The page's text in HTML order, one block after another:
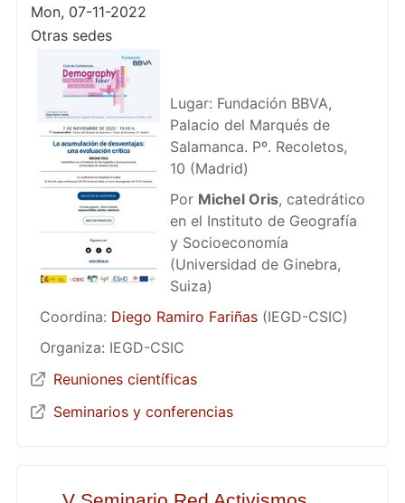
Mon, 07-11-2022
Otras sedes
Lugar: Fundación BBVA,
Palacio del Marqués de
Salamanca. Pº. Recoletos,
10 (Madrid)
Por Michel Oris, catedrático
en el Instituto de Geografía
y Socioeconomía
(Universidad de Ginebra,
Suiza)
Coordina: Diego Ramiro Fariñas (IEGD-CSIC)
Organiza: IEGD-CSIC
Reuniones científicas
Seminarios y conferencias